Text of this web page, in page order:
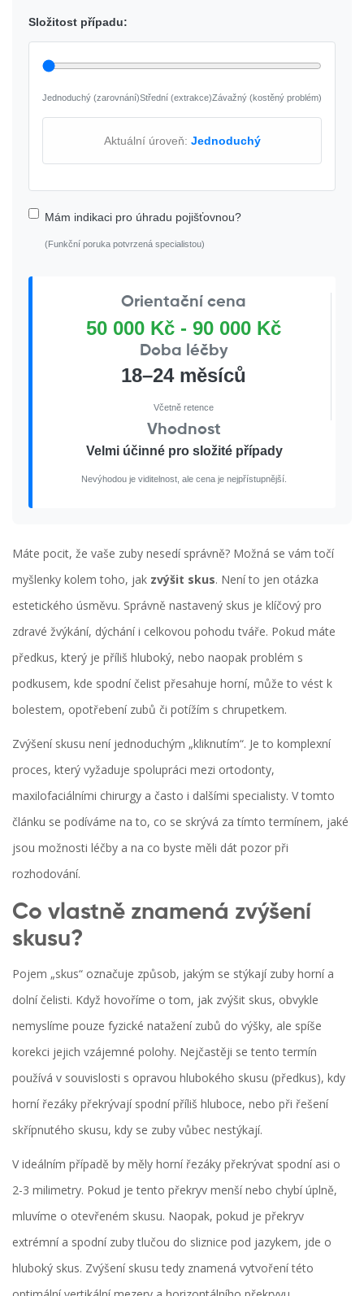
Složitost případu:
Jednoduchý (zarovnání)Střední (extrakce)Závažný (kostěný problém)
Aktuální úroveň: Jednoduchý
Mám indikaci pro úhradu pojišťovnou?
(Funkční poruka potvrzená specialistou)
Orientační cena
50 000 Kč - 90 000 Kč
Doba léčby
18–24 měsíců
Včetně retence
Vhodnost
Velmi účinné pro složité případy
Nevýhodou je viditelnost, ale cena je nejpřístupnější.
Máte pocit, že vaše zuby nesedí správně? Možná se vám točí
myšlenky kolem toho, jak zvýšit skus. Není to jen otázka
estetického úsměvu. Správně nastavený skus je klíčový pro
zdravé žvýkání, dýchání i celkovou pohodu tváře. Pokud máte
předkus, který je příliš hluboký, nebo naopak problém s
podkusem, kde spodní čelist přesahuje horní, může to vést k
bolestem, opotřebení zubů či potížím s chrupetkem.
Zvýšení skusu není jednoduchým „kliknutím“. Je to komplexní
proces, který vyžaduje spolupráci mezi ortodonty,
maxilofaciálními chirurgy a často i dalšími specialisty. V tomto
článku se podíváme na to, co se skrývá za tímto termínem, jaké
jsou možnosti léčby a na co byste měli dát pozor při
rozhodování.
Co vlastně znamená zvýšení
skusu?
Pojem „skus“ označuje způsob, jakým se stýkají zuby horní a
dolní čelisti. Když hovoříme o tom, jak zvýšit skus, obvykle
nemyslíme pouze fyzické natažení zubů do výšky, ale spíše
korekci jejich vzájemné polohy. Nejčastěji se tento termín
používá v souvislosti s opravou hlubokého skusu (předkus), kdy
horní řezáky překrývají spodní příliš hluboce, nebo při řešení
skřípnutého skusu, kdy se zuby vůbec nestýkají.
V ideálním případě by měly horní řezáky překrývat spodní asi o
2-3 milimetry. Pokud je tento překryv menší nebo chybí úplně,
mluvíme o otevřeném skusu. Naopak, pokud je překryv
extrémní a spodní zuby tlučou do sliznice pod jazykem, jde o
hluboký skus. Zvýšení skusu tedy znamená vytvoření této